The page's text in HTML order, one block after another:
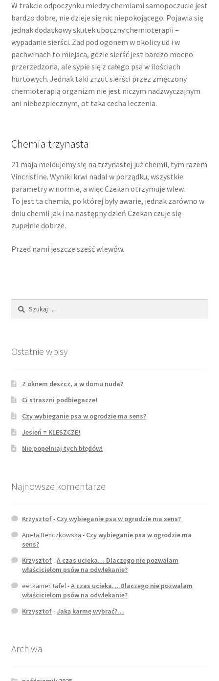
21 lutego, 2024
13 marca, 2024
15 marca, 2024
25 marca, 2024
16 kwietnia, 2024
26 kwietnia, 2024
3 maja, 2024
22 maja, 2024
31 maja, 2024
11 sierpnia, 2024
24 marca, 2025
1 października, 2025
Info
Moje konto
Zamówienie
Regulaminy, polityka prywatności, zgody
Regulamin sklepu
Polityka prywatności
Zgody na przetwarzanie danych
W trakcie odpoczynku miedzy chemiami samopoczucie jest
bardzo dobre, nie dzieje się nic niepokojącego. Pojawia się
jednak dodatkowy skutek uboczny chemioterapii –
wypadanie sierści. Zad pod ogonem w okolicy ud i w
pachwinach to miejsca, gdzie sierść jest bardzo mocno
przerzedzona, ale sypie się z całego psa w ilościach
hurtowych. Jednak taki zrzut sierści przez zmęczony
chemioterapią organizm nie jest niczym nadzwyczajnym
ani niebezpiecznym, ot taka cecha leczenia.
Chemia trzynasta
21 maja meldujemy się na trzynastej już chemii, tym razem
Vincristine. Wyniki krwi nadal w porządku, wszystkie
parametry w normie, a więc Czekan otrzymuje wlew.
To jest ta chemia, po której były awarie, jednak zarówno w
dniu chemii jak i na następny dzień Czekan czuje się
zupełnie dobrze.
Przed nami jeszcze sześć wlewów.
Szukaj:
Ostatnie wpisy
Z oknem deszcz, a w domu nuda?
Ci straszni podbiegacze!
Czy wybieganie psa w ogrodzie ma sens?
Jesień = KLESZCZE!
Nie popełniaj tych błędów!
Najnowsze komentarze
Krzysztof- Czy wybieganie psa w ogrodzie ma sens?
Aneta Benczkowska - Czy wybieganie psa w ogrodzie ma
sens?
Krzysztof-A czas ucieka… Dlaczego nie pozwalam
właścicielom psów na odwlekanie?
eetkamer tafel -A czas ucieka… Dlaczego nie pozwalam
właścicielom psów na odwlekanie?
Krzysztof-Jaką karmę wybrać?…
Archiwa